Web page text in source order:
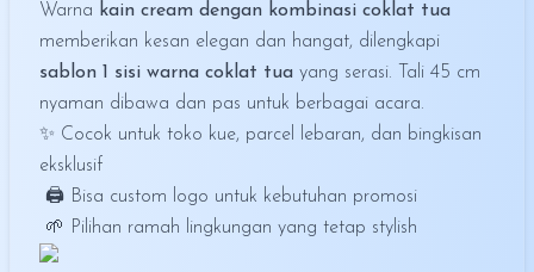
Warna kain cream dengan kombinasi coklat tua
memberikan kesan elegan dan hangat, dilengkapi
sablon 1 sisi warna coklat tua yang serasi. Tali 45 cm
nyaman dibawa dan pas untuk berbagai acara.
✨ Cocok untuk toko kue, parcel lebaran, dan bingkisan
eksklusif
🖨️ Bisa custom logo untuk kebutuhan promosi
🌱 Pilihan ramah lingkungan yang tetap stylish